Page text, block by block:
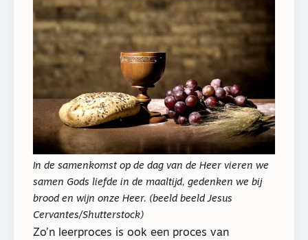
In de samenkomst op de dag van de Heer vieren we
samen Gods liefde in de maaltijd, gedenken we bij
brood en wijn onze Heer. (beeld beeld Jesus
Cervantes/Shutterstock)
Zo’n leerproces is ook een proces van